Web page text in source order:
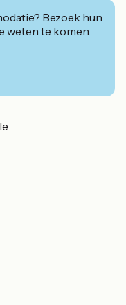
Bezoek hun
weten te komen.